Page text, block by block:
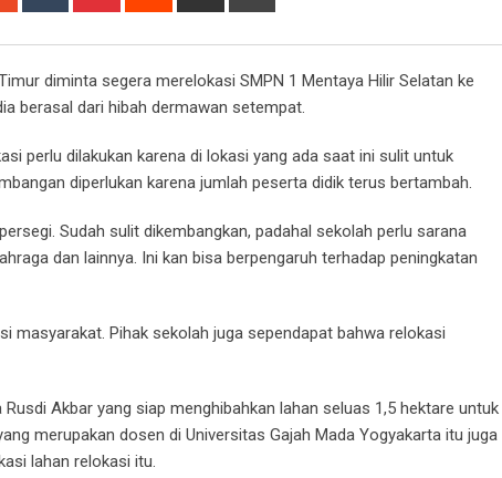
diminta segera merelokasi SMPN 1 Mentaya Hilir Selatan ke
berasal dari hibah dermawan setempat.
perlu dilakukan karena di lokasi yang ada saat ini sulit untuk
diperlukan karena jumlah peserta didik terus bertambah.
Sudah sulit dikembangkan, padahal sekolah perlu sarana
dan lainnya. Ini kan bisa berpengaruh terhadap peningkatan
masyarakat. Pihak sekolah juga sependapat bahwa relokasi
Akbar yang siap menghibahkan lahan seluas 1,5 hektare untuk
merupakan dosen di Universitas Gajah Mada Yogyakarta itu juga
lahan relokasi itu.